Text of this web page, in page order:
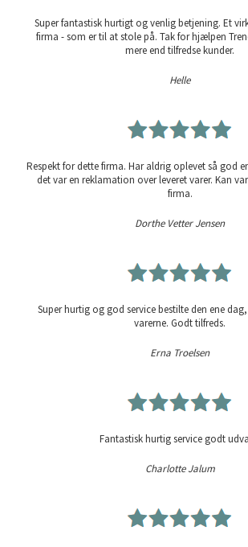
Super fantastisk hurtigt og venlig betjening. Et
firma - som er til at stole på. Tak for hjælpen
mere end tilfredse kunder.
Helle
Respekt for dette firma. Har aldrig oplevet så god
det var en reklamation over leveret varer. Kan
firma.
Dorthe Vetter Jensen
Super hurtig og god service bestilte den ene
varerne. Godt tilfreds.
Erna Troelsen
Fantastisk hurtig service godt
Charlotte Jalum